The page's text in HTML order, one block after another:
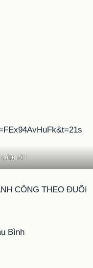
cuộc đời
CÔNG THEO ĐUỔI